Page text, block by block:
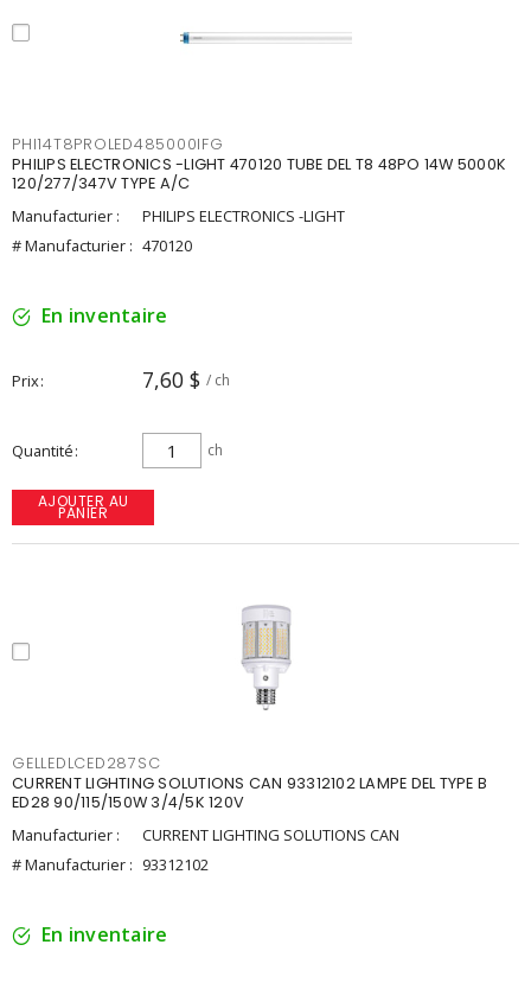
PHI14T8PROLED485000IFG
PHILIPS ELECTRONICS -LIGHT 470120 TUBE DEL T8 48PO 14W 5000K
120/277/347V TYPE A/C
Manufacturier :
PHILIPS ELECTRONICS -LIGHT
# Manufacturier : 470120
En inventaire
Prix 7,60 $ / ch
Quantité ch
AJOUTER AU
PANIER
GELLEDLCED287SC
CURRENT LIGHTING SOLUTIONS CAN 93312102 LAMPE DEL TYPE B
ED28 90/115/150W 3/4/5K 120V
Manufacturier :
CURRENT LIGHTING SOLUTIONS CAN
# Manufacturier : 93312102
En inventaire